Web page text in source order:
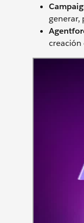
generar,
creación